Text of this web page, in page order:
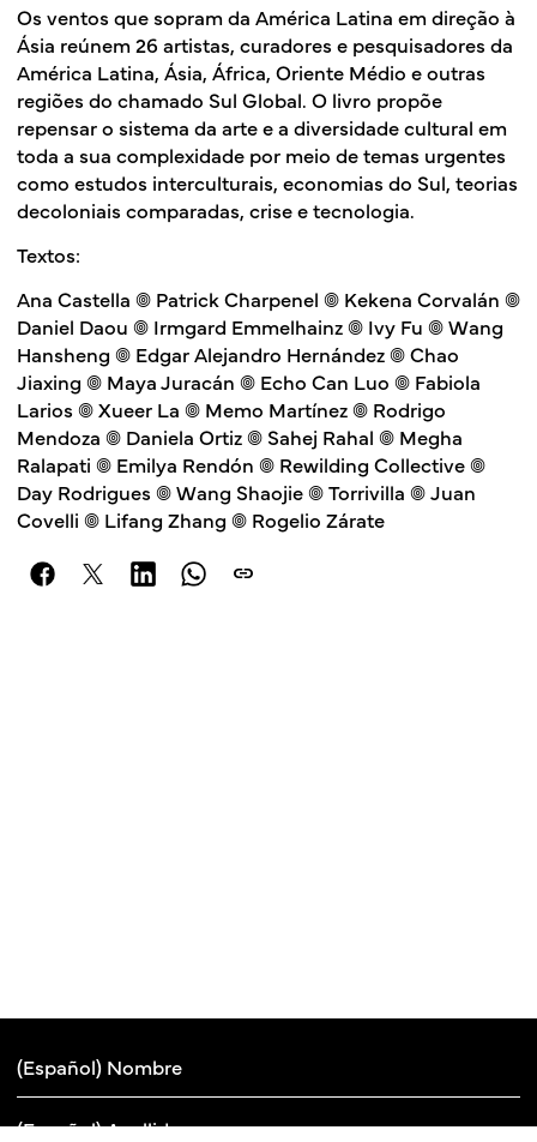
Os ventos que sopram da América Latina em direção à
Ásia reúnem 26 artistas, curadores e pesquisadores da
América Latina, Ásia, África, Oriente Médio e outras
regiões do chamado Sul Global. O livro propõe
repensar o sistema da arte e a diversidade cultural em
toda a sua complexidade por meio de temas urgentes
como estudos interculturais, economias do Sul, teorias
decoloniais comparadas, crise e tecnologia.
Textos:
Ana Castella 𖣠 Patrick Charpenel 𖣠 Kekena Corvalán 𖣠
Daniel Daou 𖣠 Irmgard Emmelhainz 𖣠 Ivy Fu 𖣠 Wang
Hansheng 𖣠 Edgar Alejandro Hernández 𖣠 Chao
Jiaxing 𖣠 Maya Juracán 𖣠 Echo Can Luo 𖣠 Fabiola
Larios 𖣠 Xueer La 𖣠 Memo Martínez 𖣠 Rodrigo
Mendoza 𖣠 Daniela Ortiz 𖣠 Sahej Rahal 𖣠 Megha
Ralapati 𖣠 Emilya Rendón 𖣠 Rewilding Collective 𖣠
Day Rodrigues 𖣠 Wang Shaojie 𖣠 Torrivilla 𖣠 Juan
Covelli 𖣠 Lifang Zhang 𖣠 Rogelio Zárate
link